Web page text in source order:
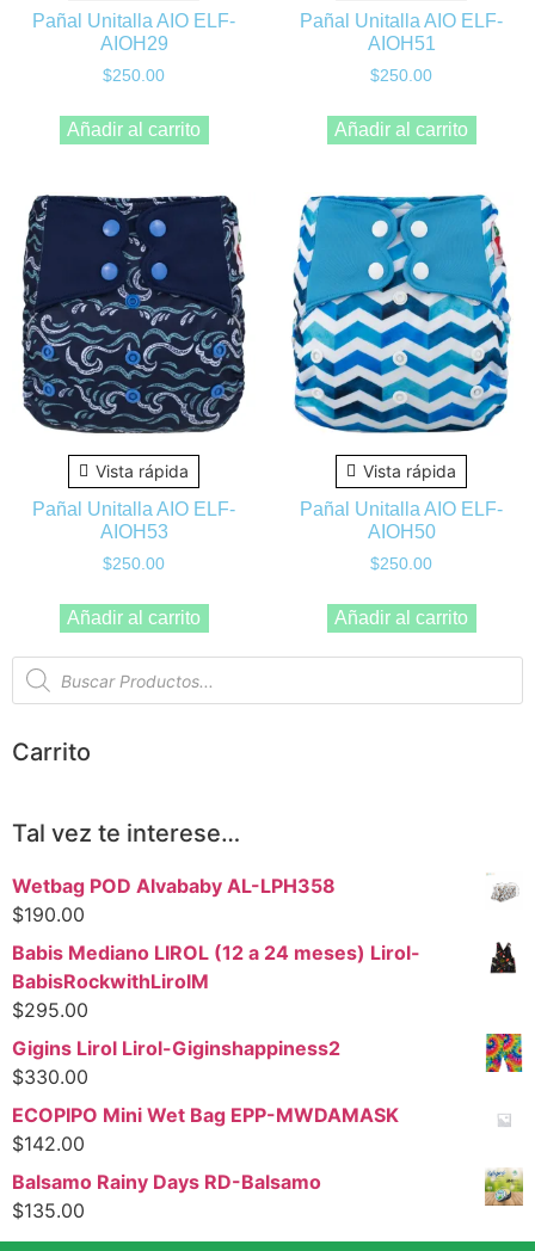
Pañal Unitalla AIO ELF-
AIOH29
$250.00
Añadir al carrito
Pañal Unitalla AIO ELF-
AIOH51
$250.00
Añadir al carrito
Vista rápida
Pañal Unitalla AIO ELF-
AIOH53
$250.00
Añadir al carrito
Vista rápida
Pañal Unitalla AIO ELF-
AIOH50
$250.00
Añadir al carrito
Carrito
Tal vez te interese…
Wetbag POD Alvababy AL-LPH358
$190.00
Babis Mediano LIROL (12 a 24 meses) Lirol-
BabisRockwithLirolM
$295.00
Gigins Lirol Lirol-Giginshappiness2
$330.00
ECOPIPO Mini Wet Bag EPP-MWDAMASK
$142.00
Balsamo Rainy Days RD-Balsamo
$135.00